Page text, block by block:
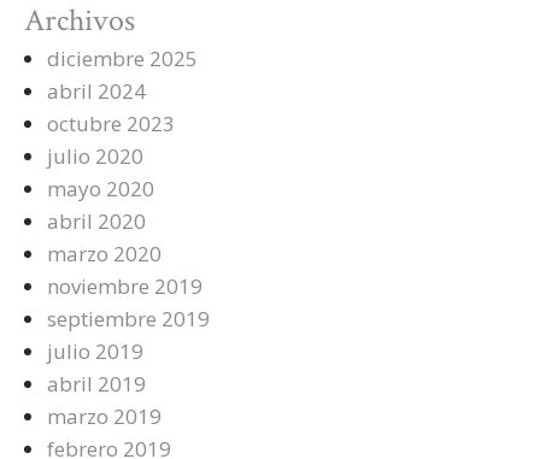
Archivos
diciembre 2025
abril 2024
octubre 2023
julio 2020
mayo 2020
abril 2020
marzo 2020
noviembre 2019
septiembre 2019
julio 2019
abril 2019
marzo 2019
febrero 2019